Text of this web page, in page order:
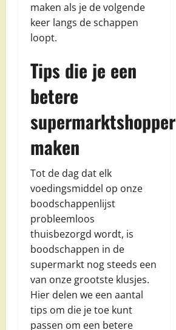
maken als je de volgende
keer langs de schappen
loopt.
Tips die je een
betere
supermarktshopper
maken
Tot de dag dat elk
voedingsmiddel op onze
boodschappenlijst
probleemloos
thuisbezorgd wordt, is
boodschappen in de
supermarkt nog steeds een
van onze grootste klusjes.
Hier delen we een aantal
tips om die je toe kunt
passen om een betere